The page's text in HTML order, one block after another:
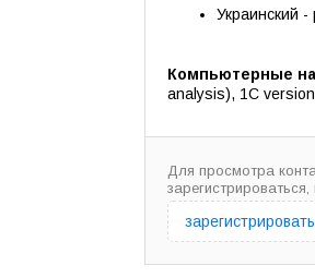
Украинский
Компьютерные
analysis), 1C
Для просмотра